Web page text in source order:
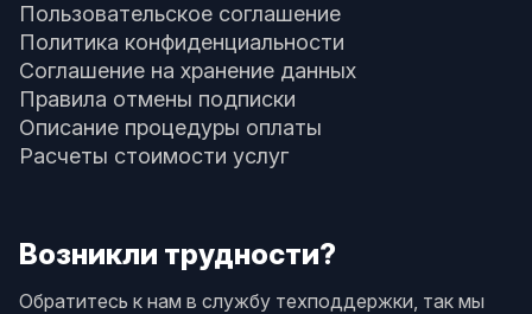
Пользовательское соглашение
Политика конфиденциальности
Соглашение на хранение данных
Правила отмены подписки
Описание процедуры оплаты
Расчеты стоимости услуг
Возникли трудности?
Обратитесь к нам в службу техподдержки, так мы